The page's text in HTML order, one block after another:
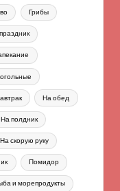
Грибы
На обед
На полдник
На скорую руку
Помидор
и морепродукты